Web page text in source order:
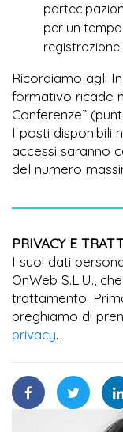
per un
Ricordiamo agli
formativo ricade
Conferenze”
I posti disponibili
accessi saranno
del numero
PRIVACY E
I suoi dati
OnWeb S.L.U.,
trattamento.
preghiamo di
privacy.